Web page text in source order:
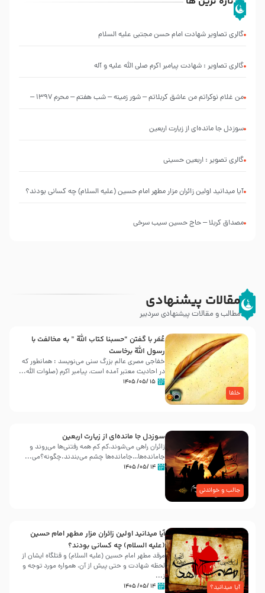
گالری تصاویر شهادت امام حسن مجتبی علیه السلام
گالری تصاویر : شهادت پیامبر اکرم صلی الله علیه و آله
من غلام نوکراتم من عاشق کربلاتم – شور زمینه – شب هفتم – محرم 1397 –
سوزدل جا مانده‌ای از زیارت اربعین
گالری تصویر : اربعین حسینی
آیا میدانید اولین زائران مزار مطهر امام حسین (علیه السلام) چه کسانی بودند؟
مصداق کربلا – حاج حسین سیب سرخی
مقالات پیشنهادی
مطالب و مقالات پیشنهادی سردبیر
خلفا
عُمَر با گفتن “حسبنا كتاب اللّه ” به مخالفت با
رسول اللّه برخاست
خفاجی مصری عالم بزرگ سنی می‌نویسد : همانطور که
در احادیث معتبر آمده است، پیامبر اکرم (صلوات اللّه...
۱۵ /۰۵/ ۱۴۰۵
جالب و خواندنی
سوزدل جا مانده‌ای از زیارت اربعین
زائران راهی می‌شوند،کم‌ کم همه رفتنی‌ها می‌روند و
جامانده‌ها…جامانده‌ها چشم می‌بندند.چگونه؟می‌...
۱۴ /۰۵/ ۱۴۰۵
آیا میدانید؟
آیا میدانید اولین زائران مزار مطهر امام حسین
(علیه السلام) چه کسانی بودند؟
مرقد مطهر امام حسین (علیه السلام) و قتلگاه ایشان از
لحظه شهادت و حتی پیش از آن، همواره مورد توجه و
ز...
۱۴ /۰۵/ ۱۴۰۵